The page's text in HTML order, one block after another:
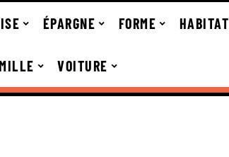
ÉPARGNE FORME HABITAT
VOITURE